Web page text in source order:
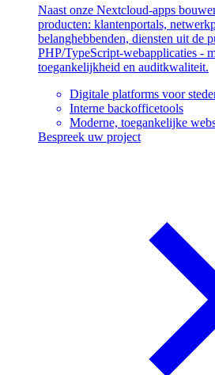
Naast onze Nextcloud-apps
producten: klantenportals,
belanghebbenden, diensten uit de
PHP/TypeScript-webapplicaties -
toegankelijkheid en auditkwaliteit.
Digitale platforms voor
Interne backofficetools
Moderne, toegankelijke
Bespreek uw project